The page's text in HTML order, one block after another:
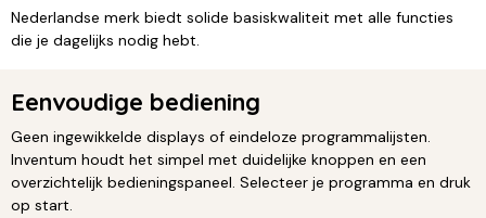
Nederlandse merk biedt solide basiskwaliteit met alle functies
die je dagelijks nodig hebt.
Eenvoudige bediening
Geen ingewikkelde displays of eindeloze programmalijsten.
Inventum houdt het simpel met duidelijke knoppen en een
overzichtelijk bedieningspaneel. Selecteer je programma en druk
op start.